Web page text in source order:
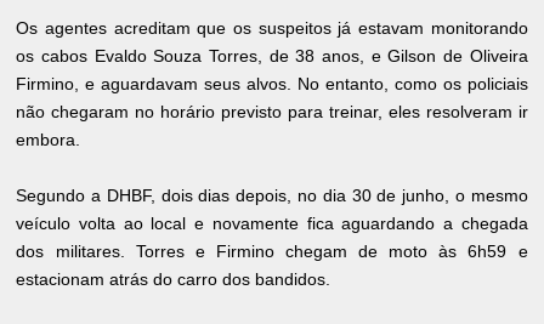
Os agentes acreditam que os suspeitos já estavam monitorando
os cabos Evaldo Souza Torres, de 38 anos, e Gilson de Oliveira
Firmino, e aguardavam seus alvos. No entanto, como os policiais
não chegaram no horário previsto para treinar, eles resolveram ir
embora.
Segundo a DHBF, dois dias depois, no dia 30 de junho, o mesmo
veículo volta ao local e novamente fica aguardando a chegada
dos militares. Torres e Firmino chegam de moto às 6h59 e
estacionam atrás do carro dos bandidos.